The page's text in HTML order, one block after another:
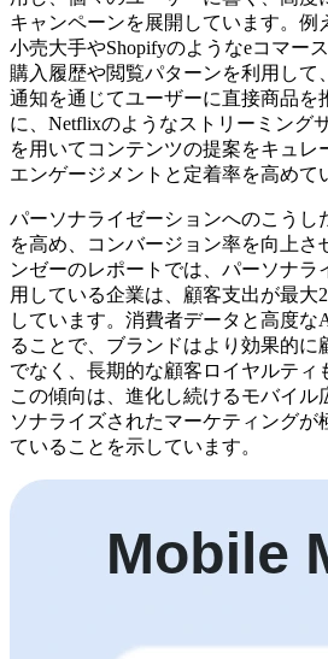
キャンペーンを展開しています。例
小売大手やShopifyのようなeコマー
購入履歴や閲覧パターンを利用して
通知を通じてユーザーに直接商品を
に、Netflixのようなストリーミング
を用いてコンテンツの提案をキュレ
エンゲージメントと定着率を高めて
パーソナライゼーションへのこうし
を高め、コンバージョン率を向上さ
ンゼーのレポートでは、パーソナラ
用している企業は、顧客支出が最大
しています。消費者データと高度
ることで、ブランドはより効果的に
でなく、長期的な顧客ロイヤルティ
この傾向は、進化し続けるモバイル
ソナライズされたマーケティングが
ていることを示しています。